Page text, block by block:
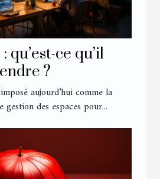
ce qu’il
?
aujourd’hui comme la
des espaces pour...